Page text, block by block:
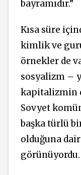
bayramıdır.”
Kısa süre
kimlik ve
örnekler de
sosyalizm –
kapitalizmin
Sovyet
başka türlü
olduğuna
görünüyordu.